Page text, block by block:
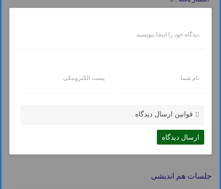
دیدگاه خود را اینجا بنویسید
نام شما پست الکترونیکی
قوانین ارسال دیدگاه
جلسات هم اندیشی